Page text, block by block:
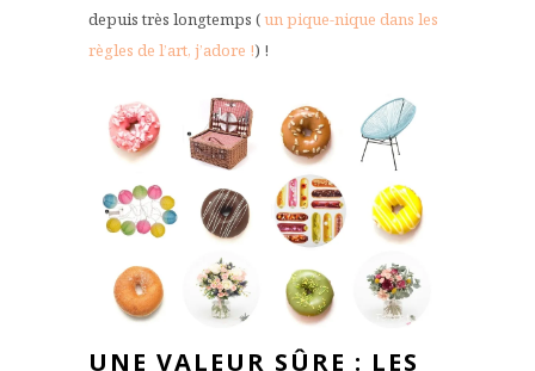
depuis très longtemps (un pique-nique dans les
règles de l’art, j’adore !) !
UNE VALEUR SÛRE : LES